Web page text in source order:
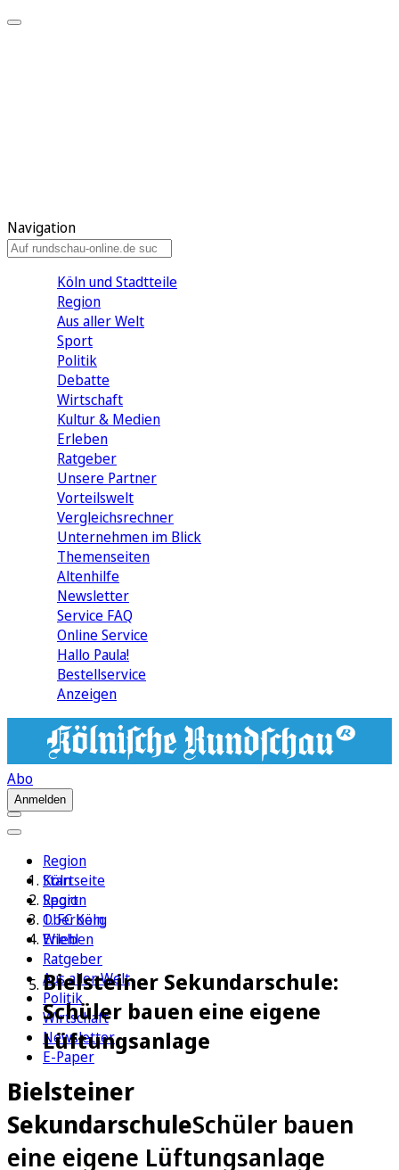
Navigation
Köln und Stadtteile
Region
Aus aller Welt
Sport
Politik
Debatte
Wirtschaft
Kultur & Medien
Erleben
Ratgeber
Unsere Partner
Vorteilswelt
Vergleichsrechner
Unternehmen im Blick
Themenseiten
Altenhilfe
Newsletter
Service FAQ
Online Service
Hallo Paula!
Bestellservice
Anzeigen
Abo
Anmelden
Region
Köln
Sport
1. FC Köln
Erleben
Ratgeber
Aus aller Welt
Politik
Wirtschaft
Newsletter
E-Paper
Startseite
Region
Oberberg
Wiehl
Bielsteiner Sekundarschule:
Schüler bauen eine eigene
Lüftungsanlage
Bielsteiner
SekundarschuleSchüler bauen
eine eigene Lüftungsanlage